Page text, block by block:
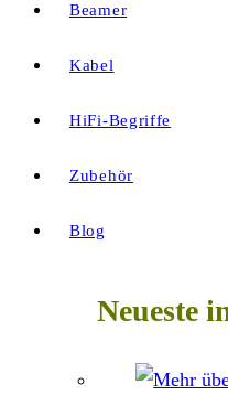
Beamer
Kabel
HiFi-Begriffe
Zubehör
Blog
Neueste